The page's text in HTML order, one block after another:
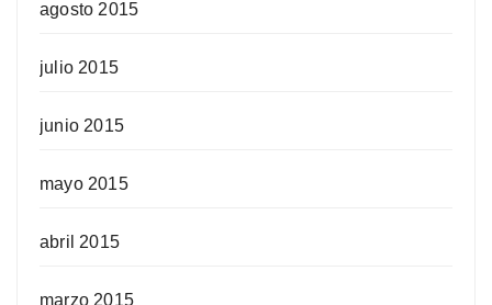
agosto 2015
julio 2015
junio 2015
mayo 2015
abril 2015
marzo 2015